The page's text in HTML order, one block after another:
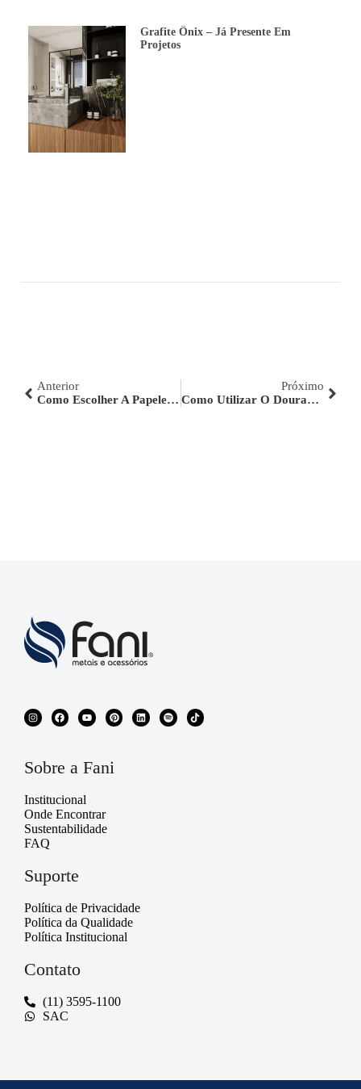
Grafite Ônix – Já Presente Em
Projetos
Anterior
Como Escolher A Papeleira Para O Banheiro?
Próximo
Como Utilizar O Dourado Na Decoração Do Banheiro?
Sobre a Fani
Institucional
Onde Encontrar
Sustentabilidade
FAQ
Suporte
Política de Privacidade
Política da Qualidade
Política Institucional
Contato
(11) 3595-1100
SAC